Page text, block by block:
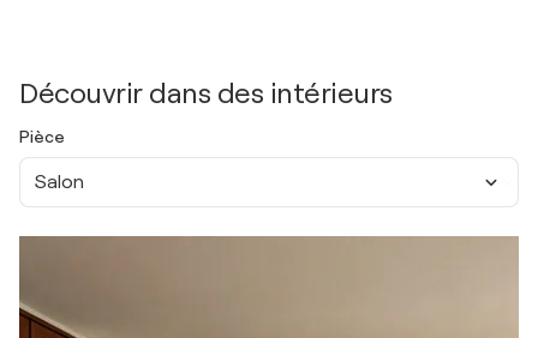
Découvrir dans des intérieurs
Pièce
Salon